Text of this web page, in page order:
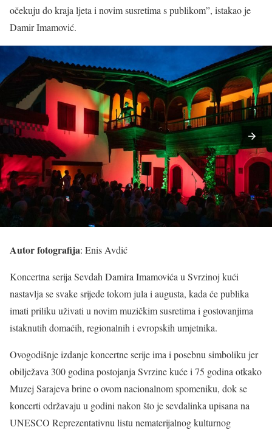
očekuju do kraja ljeta i novim susretima s publikom”, istakao je
Damir Imamović.
Autor fotografija: Enis Avdić
Koncertna serija Sevdah Damira Imamovića u Svrzinoj kući
nastavlja se svake srijede tokom jula i augusta, kada će publika
imati priliku uživati u novim muzičkim susretima i gostovanjima
istaknutih domaćih, regionalnih i evropskih umjetnika.
Ovogodišnje izdanje koncertne serije ima i posebnu simboliku jer
obilježava 300 godina postojanja Svrzine kuće i 75 godina otkako
Muzej Sarajeva brine o ovom nacionalnom spomeniku, dok se
koncerti održavaju u godini nakon što je sevdalinka upisana na
UNESCO Reprezentativnu listu nematerijalnog kulturnog